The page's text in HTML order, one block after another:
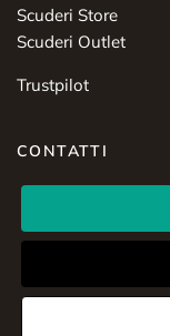
Scuderi Store
Scuderi Outlet
Trustpilot
CONTATTI